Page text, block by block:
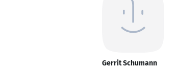
Gerrit Schumann